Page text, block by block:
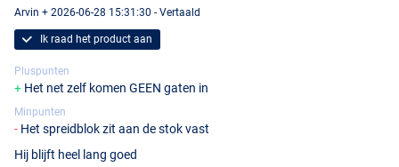
Arvin + 2026-06-28 15:31:30 - Vertaald
Ik raad het product aan
Pluspunten
Het net zelf komen GEEN gaten in
Minpunten
Het spreidblok zit aan de stok vast
Hij blijft heel lang goed